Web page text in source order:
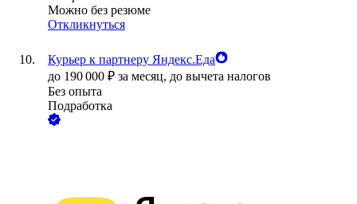
Можно без резюме
Откликнуться
Курьер к партнеру Яндекс.Еда
до 190 000 ₽ за месяц, до вычета налогов
Без опыта
Подработка